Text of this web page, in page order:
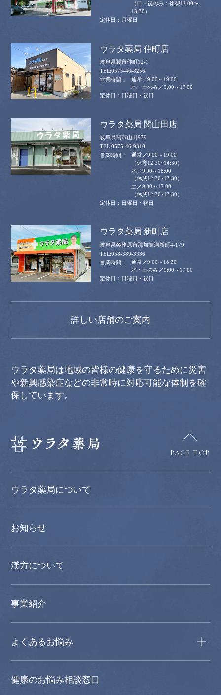
（日・祝のみ：休憩12:00〜
13:30）
月曜日
ウラタ薬局 仲町店
岐阜県関市仲町12-1
0575-46-8256
通常／9:00～19:00
木・土のみ／9:00～17:00
日曜日・祝日
ウラタ薬局 関山田店
岐阜県関市山田979
0575-46-9310
通常／9:00～19:00
（休憩12:30~14:30）
水／9:00～18:00
（休憩12:30~13:30）
土／9:00～17:00
（休憩12:30~13:30）
日曜日・祝日
ウラタ薬局 新町店
岐阜県各務原市那加前洞新町4-179
058-389-3336
通常／9:00～18:30
水・土のみ／9:00～17:00
日曜日・祝日
詳しい店舗のご案内
ウラタ薬局は地域の皆様の健康を守るために災害
や新興感染症などの非常時に対応可能な体制を確
保しています。
PAGE TOP
ウラタ薬局について
お知らせ
漢方について
事業紹介
よくあるお悩み
健康のお悩み相談窓口